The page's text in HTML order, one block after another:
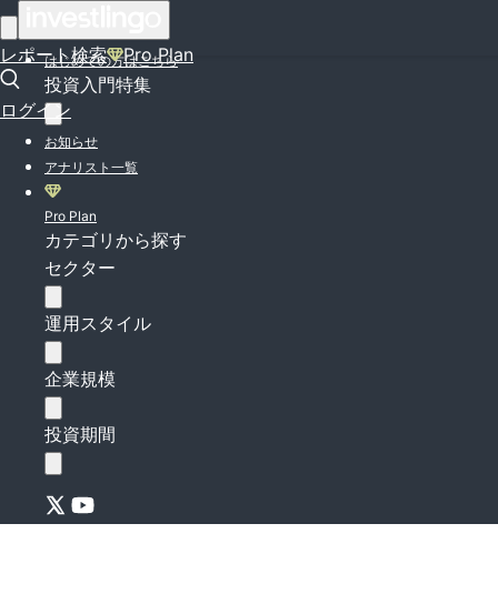
レポート検索 Pro Plan
ログイン
はじめての方はこちら
投資入門特集
お知らせ
アナリスト一覧
Pro Plan
カテゴリから探す
セクター
運用スタイル
企業規模
投資期間